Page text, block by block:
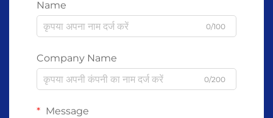
Name
0/100
Company Name
0/200
Message